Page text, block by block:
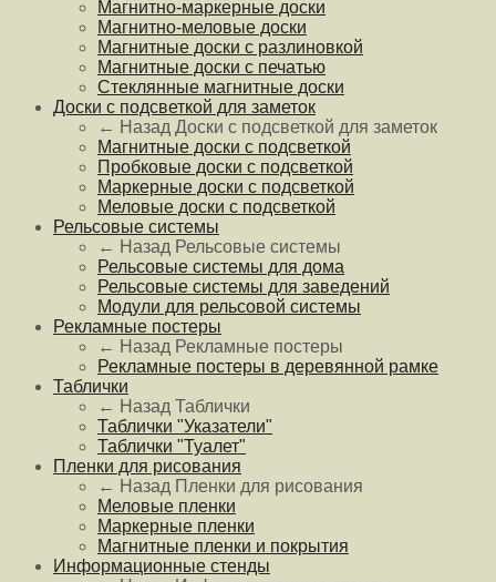
Магнитно-маркерные доски
Магнитно-меловые доски
Магнитные доски с разлиновкой
Магнитные доски с печатью
Стеклянные магнитные доски
Доски с подсветкой для заметок
← Назад Доски с подсветкой для заметок
Магнитные доски с подсветкой
Пробковые доски с подсветкой
Маркерные доски с подсветкой
Меловые доски с подсветкой
Рельсовые системы
← Назад Рельсовые системы
Рельсовые системы для дома
Рельсовые системы для заведений
Модули для рельсовой системы
Рекламные постеры
← Назад Рекламные постеры
Рекламные постеры в деревянной рамке
Таблички
← Назад Таблички
Таблички "Указатели"
Таблички "Туалет"
Пленки для рисования
← Назад Пленки для рисования
Меловые пленки
Маркерные пленки
Магнитные пленки и покрытия
Информационные стенды